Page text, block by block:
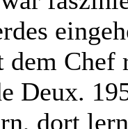
Chef
Deux.
dort